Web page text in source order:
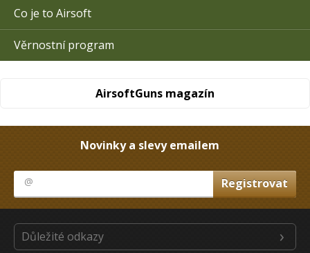
Co je to Airsoft
Věrnostní program
AirsoftGuns magazín
Novinky a slevy emailem
Důležité odkazy